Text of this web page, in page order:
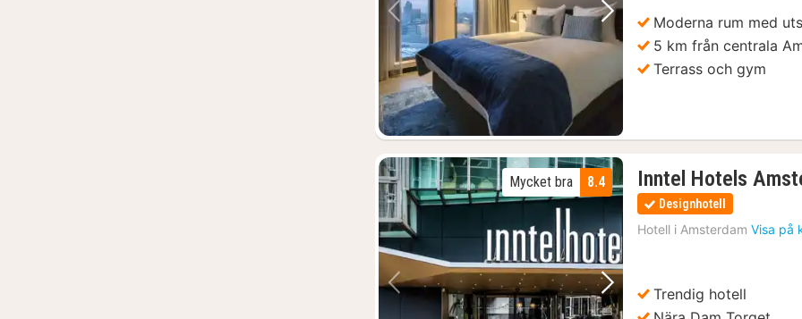
Föregående bild Nästa bildModerna rum med
5 km från centrala
Terrass och gym
Föregående bild Nästa bild
8.4
Mycket bra Inntel Hotels
Designhotell
Hotell i Amsterdam Visa på
Trendig hotell